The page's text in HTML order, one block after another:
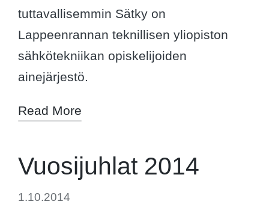
tuttavallisemmin Sätky on
Lappeenrannan teknillisen yliopiston
sähkötekniikan opiskelijoiden
ainejärjestö.
Read More
Vuosijuhlat 2014
1.10.2014